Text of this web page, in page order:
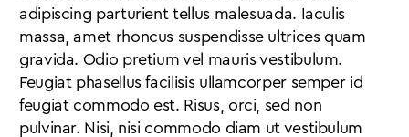
adipiscing parturient tellus malesuada. Iaculis
massa, amet rhoncus suspendisse ultrices quam
gravida. Odio pretium vel mauris vestibulum.
Feugiat phasellus facilisis ullamcorper semper id
feugiat commodo est. Risus, orci, sed non
pulvinar. Nisi, nisi commodo diam ut vestibulum